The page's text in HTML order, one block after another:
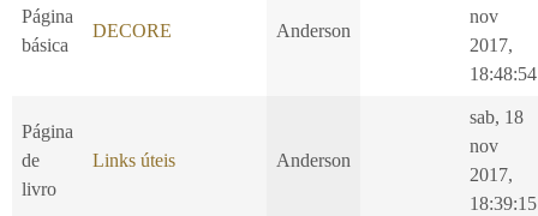
Página
básica
DECORE Anderson
nov
2017,
18:48:54
Página
de
livro
Links úteis Anderson
sab, 18
nov
2017,
18:39:15